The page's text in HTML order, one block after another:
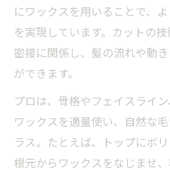
にワックスを用いることで、
を実現しています。カットの
密接に関係し、髪の流れや動
ができます。
プロは、骨格やフェイスライ
ワックスを適量使い、自然な
ラス。たとえば、トップにボ
根元からワックスをなじませ